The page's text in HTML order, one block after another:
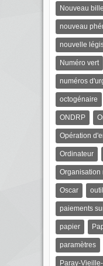
Nouveau
nouveau
nouvelle
Numéro vert
numéros
octogénaire
ONDRP
Opération
Ordinateur
Organisation
Oscar
paiements
papier
paramètres
Paray-